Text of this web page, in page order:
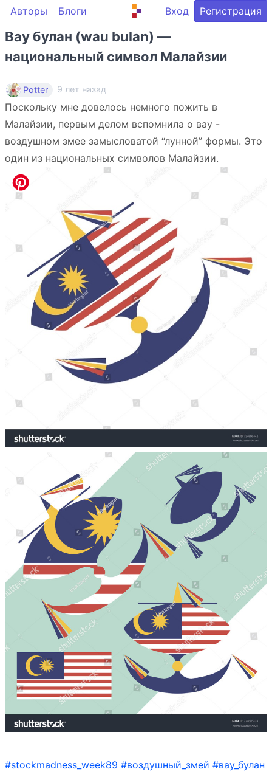
Авторы Блоги Вход Регистрация
Вау булан (wau bulan) —
национальный символ Малайзии
Potter 9 лет назад
Поскольку мне довелось немного пожить в
Малайзии, первым делом вспомнила о вау -
воздушном змее замысловатой “лунной” формы. Это
один из национальных символов Малайзии.
#stockmadness_week89 #воздушный_змей #вау_булан